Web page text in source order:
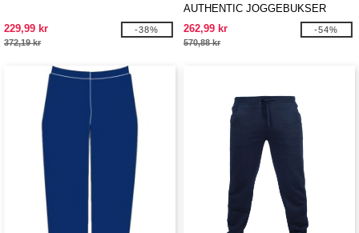
229,99 kr
372,19 kr
-38%
AUTHENTIC JOGGEBUKSER
262,99 kr
570,88 kr
-54%